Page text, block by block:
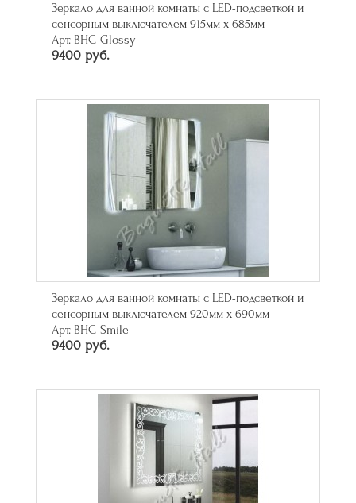
Зеркало для ванной комнаты с LED-подсветкой и
сенсорным выключателем 915мм х 685мм
Арт. BHC-Glossy
9400 руб.
Зеркало для ванной комнаты с LED-подсветкой и
сенсорным выключателем 920мм х 690мм
Арт. BHC-Smile
9400 руб.